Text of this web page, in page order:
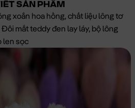
SẢN PHẨM
xoắn hoa hồng, chất liệu lông tơ
mắt teddy đen lay láy, bộ lông
len sọc